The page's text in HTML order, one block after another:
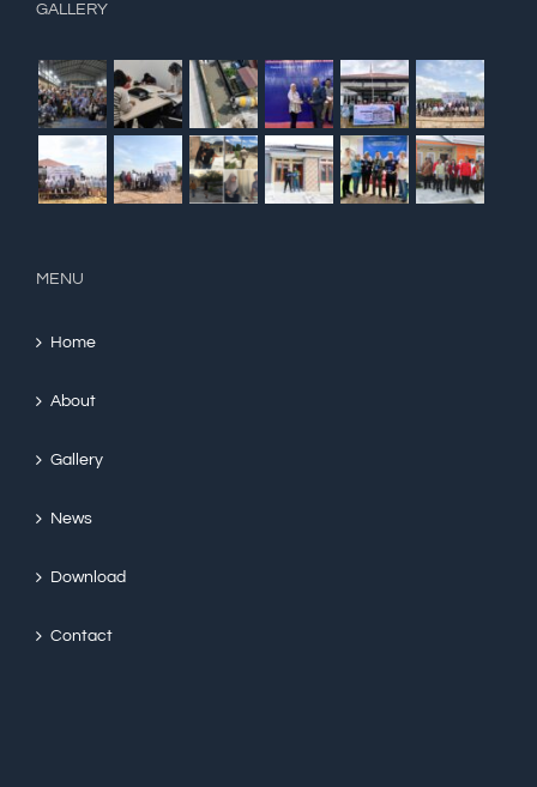
GALLERY
MENU
Home
About
Gallery
News
Download
Contact